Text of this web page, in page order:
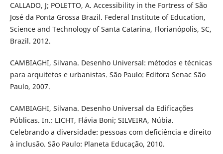
CALLADO, J; POLETTO, A. Accessibility in the Fortress of São
José da Ponta Grossa Brazil. Federal Institute of Education,
Science and Technology of Santa Catarina, Florianópolis, SC,
Brazil. 2012.
CAMBIAGHI, Silvana. Desenho Universal: métodos e técnicas
para arquitetos e urbanistas. São Paulo: Editora Senac São
Paulo, 2007.
CAMBIAGHI, Silvana. Desenho Universal da Edificações
Públicas. In.: LICHT, Flávia Boni; SILVEIRA, Núbia.
Celebrando a diversidade: pessoas com deficiência e direito
à inclusão. São Paulo: Planeta Educação, 2010.